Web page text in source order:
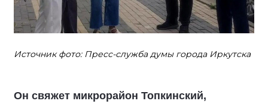
Источник фото: Пресс-служба думы города Иркутска
Он свяжет микрорайон Топкинский,